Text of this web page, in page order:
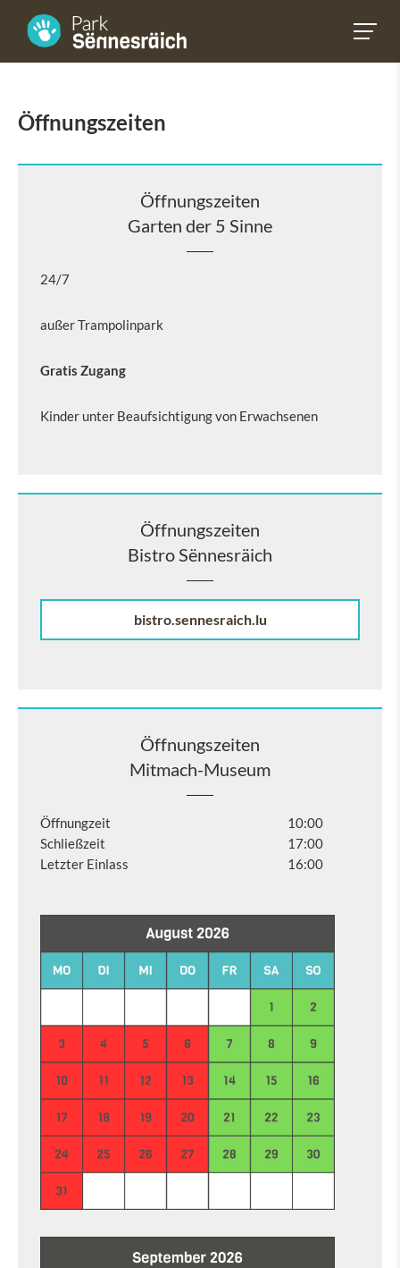
Öffnungszeiten
Öffnungszeiten
Garten der 5 Sinne
24/7
außer Trampolinpark
Gratis Zugang
Kinder unter Beaufsichtigung von Erwachsenen
Öffnungszeiten
Bistro Sënnesräich
bistro.sennesraich.lu
Öffnungszeiten
Mitmach-Museum
Öffnungzeit
10:00
Schließzeit
17:00
Letzter Einlass
16:00